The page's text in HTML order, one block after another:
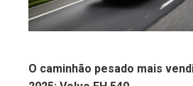
O caminhão pesado mais